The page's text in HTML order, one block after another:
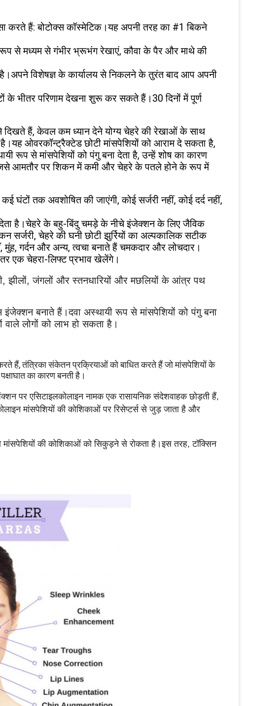
करते हैं: बोटोक्स कॉस्मेटिक।यह अपनी तरह का #1 बिकने
से मध्यम से गंभीर भ्रूभंग रेखाएं, कौवा के पैर और माथे की
विशेषज्ञ के कार्यालय से निकलने के तुरंत बाद आप अपनी
भीतर परिणाम देखना शुरू कर सकते हैं।30 दिनों में पूर्ण
दिखते हैं, केवल कम ध्यान देने योग्य चेहरे की रेखाओं के साथ
है।यह ओवरकॉन्ट्रैक्टेड छोटी मांसपेशियों को आराम दे सकता है,
रूप से मांसपेशियों को पंगु बना देता है, उन्हें शोष का कारण
जिसे आमतौर पर शिकन में कमी और चेहरे के पतले होने के रूप में
घंटों तक अवशोषित की जाएंगी, कोई सर्जरी नहीं, कोई दर्द नहीं,
है।चेहरे के बहु-बिंदु चमड़े के नीचे इंजेक्शन के लिए जैविक
सर्जरी, चेहरे की घनी छोटी झुर्रियों का अल्पकालिक सटीक
गर्दन और अन्य, त्वचा बनाते हैं चमकदार और लोचदार।
एक चेहरा-लिफ्ट प्रभाव खेलेंगे।
झीलों, जंगलों और स्तनधारियों और मछलियों के आंत्र पथ
इंजेक्शन बनाते हैं।दवा अस्थायी रूप से मांसपेशियों को पंगु बना
वाले लोगों को लाभ हो सकता है।
हैं, तंत्रिका संकेतन प्रक्रियाओं को बाधित करते हैं जो मांसपेशियों के
का कारण बनती है।
पर एसिटाइलकोलाइन नामक एक रासायनिक संदेशवाहक छोड़ती हैं,
मांसपेशियों की कोशिकाओं पर रिसेप्टर्स से जुड़ जाता है और
मांसपेशियों की कोशिकाओं को सिकुड़ने से रोकता है।इस तरह, टॉक्सिन